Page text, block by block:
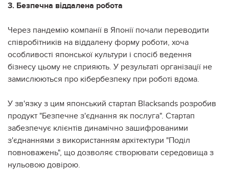
3. Безпечна віддалена робота
Через пандемію компанії в Японії почали переводити
співробітників на віддалену форму роботи, хоча
особливості японської культури і спосіб ведення
бізнесу цьому не сприяють. У результаті організації не
замислюються про кібербезпеку при роботі вдома.
У зв'язку з цим японський стартап Blacksands розробив
продукт "Безпечне з'єднання як послуга". Стартап
забезпечує клієнтів динамічно зашифрованими
з'єднаннями з використанням архітектури "Поділ
повноважень", що дозволяє створювати середовища з
нульовою довірою.